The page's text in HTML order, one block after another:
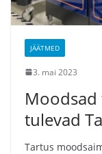
JÄÄTMED
3. mai 2023
tulevad
Tartus